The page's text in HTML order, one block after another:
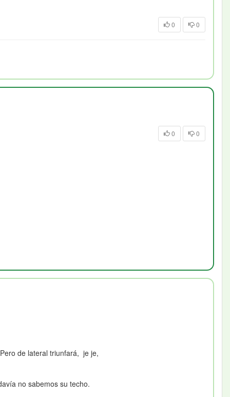
0 0
0 0
de lateral triunfará, je je,
no sabemos su techo.